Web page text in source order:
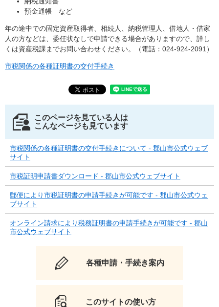
預金通帳 など
年の途中での固定資産取得者、相続人、納税管理人、借地人・借家
人の方などは、委任状なしで申請できる場合がありますので、詳し
くは資産税課までお問い合わせください。（電話：024-924-2091）
市税関係の各種証明書の交付手続き
このページを見ている人は
こんなページも見ています
市税関係の各種証明書の交付手続きについて - 郡山市公式ウェブ
サイト
市税証明申請書ダウンロード - 郡山市公式ウェブサイト
郵便により市税証明書の申請手続きが可能です - 郡山市公式ウェ
ブサイト
オンライン請求により税務証明書の申請手続きが可能です - 郡山
市公式ウェブサイト
各種申請・手続き案内
このサイトの使い方